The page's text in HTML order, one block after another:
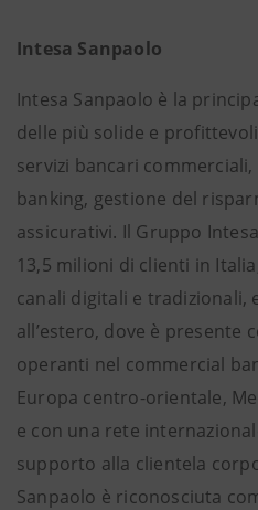
Intesa Sanpaolo
Intesa Sanpaolo è la
delle più solide e
servizi bancari
banking, gestione del
assicurativi. Il Gruppo
13,5 milioni di clienti in
canali digitali e tradizionali,
all’estero, dove è presente
operanti nel commercial
Europa centro-orientale,
e con una rete
supporto alla clientela
Sanpaolo è riconosciuta